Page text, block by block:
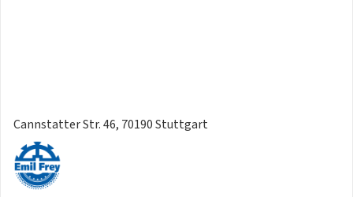
Cannstatter Str. 46, 70190 Stuttgart